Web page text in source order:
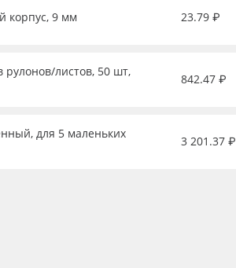
корпус, 9 мм 23.79 ₽
рулонов/листов, 50 шт,
842.47 ₽
для 5 маленьких
3 201.37 ₽